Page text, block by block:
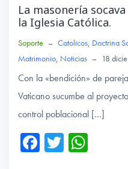
La masonería
la Iglesia Católica.
Soporte – Catolicos, Doctrina
Matrimonio, Noticias – 18
Con la «bendición» de
Vaticano sucumbe al
control poblacional […]
Fa T